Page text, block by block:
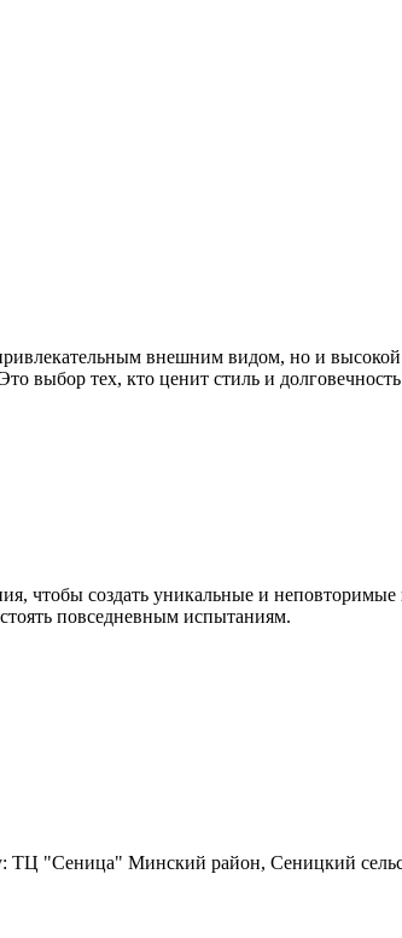
внешним видом, но и
выбор тех, кто ценит стиль и
чтобы создать уникальные и
повседневным испытаниям.
ТЦ "Сеница" Минский район, Сеницкий